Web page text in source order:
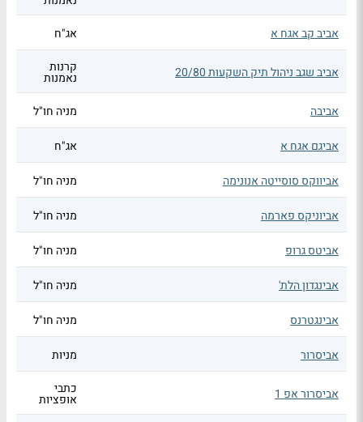
אביב קב אגח א
אג"ח
אביב שגב ניהול תיק השקעות 20/80 קרנות
נאמנות
אביבה
מניה חו"ל
אביגם אגח א אג"ח
אביווקס סוסייטה אנונימה מניה חו"ל
אביוניקס פארמה מניה חו"ל
אביטס גרופ מניה חו"ל
אבינגדון הלת' מניה חו"ל
אבינגטרנס מניה חו"ל
אביסרור מניות
אביסרור אפ 1 כתבי
אופציות